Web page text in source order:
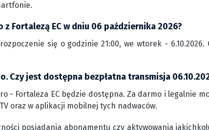
Fortalezą EC w dniu 06 października 2026?
się o godzinie 21:00, we wtorek - 6.10.2026.
Czy jest dostępna bezpłatna transmisja
- Fortaleza EC będzie dostępna. Za darmo i legalnie
oraz w aplikacji mobilnej tych nadwaców.
posiadania abonamentu czy aktywowania